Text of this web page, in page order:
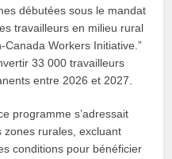
débutées sous le mandat
travailleurs en milieu rural
Canada Workers Initiative.”
33 000 travailleurs
entre 2026 et 2027.
programme s’adressait
zones rurales, excluant
conditions pour bénéficier